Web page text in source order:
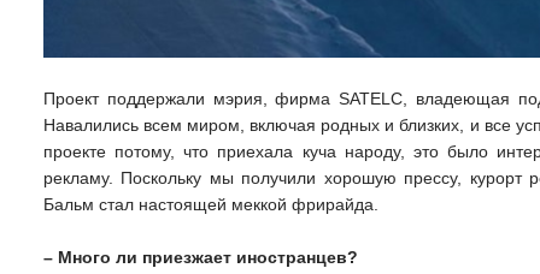
Проект поддержали мэрия, фирма SATELC, владеющая
Навалились всем миром, включая родных и близких, и все
проекте потому, что приехала куча народу, это было
рекламу. Поскольку мы получили хорошую прессу, курорт
Бальм стал настоящей меккой фрирайда.
– Много ли приезжает иностранцев?